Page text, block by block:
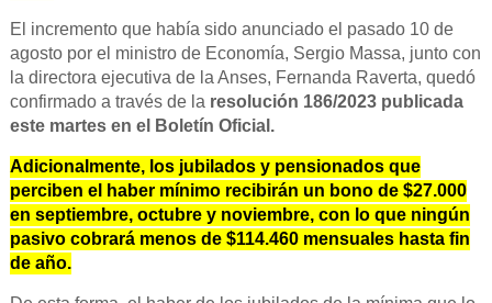
El incremento que había sido anunciado el pasado 10 de
agosto por el ministro de Economía, Sergio Massa, junto con
la directora ejecutiva de la Anses, Fernanda Raverta, quedó
confirmado a través de la resolución 186/2023 publicada
este martes en el Boletín Oficial.
Adicionalmente, los jubilados y pensionados que
perciben el haber mínimo recibirán un bono de $27.000
en septiembre, octubre y noviembre, con lo que ningún
pasivo cobrará menos de $114.460 mensuales hasta fin
de año.